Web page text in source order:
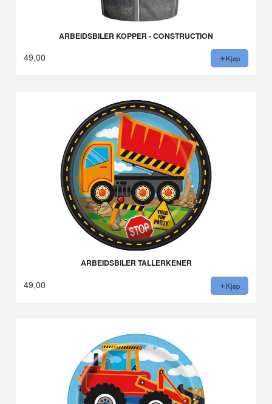
ARBEIDSBILER KOPPER - CONSTRUCTION
49,00 Kjøp
ARBEIDSBILER TALLERKENER
49,00 Kjøp